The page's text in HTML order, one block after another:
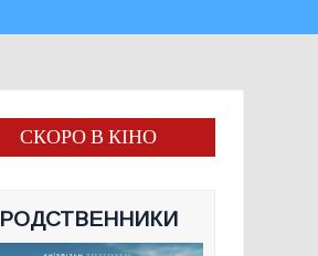
СКОРО В КІНО
РОДСТВЕННИКИ